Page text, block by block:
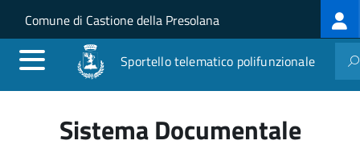
Salta al contenuto principale
Skip to site navigation
Comune di Castione della Presolana
Sportello telematico polifunzionale
Sistema Documentale